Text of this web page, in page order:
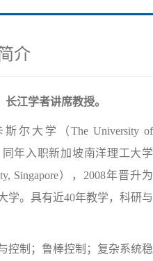
介
江学者讲席教授。
斯尔大学（The University of
年入职新加坡南洋理工大学
Singapore） ， 2008年晋升为
学。具有近40年教学，科研与
控制；鲁棒控制；复杂系统稳